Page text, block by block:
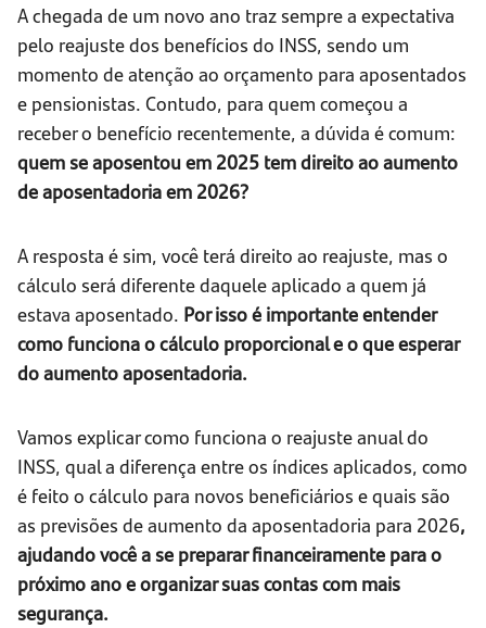
A chegada de um novo ano traz sempre a expectativa
pelo reajuste dos benefícios do INSS, sendo um
momento de atenção ao orçamento para aposentados
e pensionistas. Contudo, para quem começou a
receber o benefício recentemente, a dúvida é comum:
quem se aposentou em 2025 tem direito ao aumento
de aposentadoria em 2026?
A resposta é sim, você terá direito ao reajuste, mas o
cálculo será diferente daquele aplicado a quem já
estava aposentado. Por isso é importante entender
como funciona o cálculo proporcional e o que esperar
do aumento aposentadoria.
Vamos explicar como funciona o reajuste anual do
INSS, qual a diferença entre os índices aplicados, como
é feito o cálculo para novos beneficiários e quais são
as previsões de aumento da aposentadoria para 2026,
ajudando você a se preparar financeiramente para o
próximo ano e organizar suas contas com mais
segurança.